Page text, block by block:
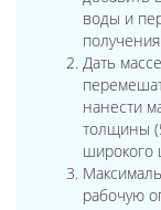
воды и
Дать
нанести
толщины
широкого
рабочую